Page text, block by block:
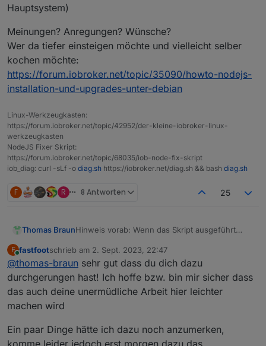
Hauptsystem)
Meinungen? Anregungen? Wünsche?
Wer da tiefer einsteigen möchte und vielleicht selber
kochen möchte:
https://forum.iobroker.net/topic/35090/howto-nodejs-
installation-und-upgrades-unter-debian
Linux-Werkzeugkasten:
https://forum.iobroker.net/topic/42952/der-kleine-iobroker-linux-
werkzeugkasten
NodeJS Fixer Skript:
https://forum.iobroker.net/topic/68035/iob-node-fix-skript
iob_diag: curl -sLf -o diag.sh https://iobroker.net/diag.sh && bash diag.sh
F R 8 Antworten 25
Thomas BraunHinweis vorab: Wenn das Skript ausgeführt
Updates innerhalb der nodejs-Version wieder
wie gehabt über
sudo apt update
Erneutes ausführen des Skriptes bei einem
__
ioBroker in Form des Kommandosiob
nodejs-updategeworden ist wird hier im
ausgesprochen, so grundlegende Dinge wie
die Installation von nodejs über windige 'Toolz'
Flugs heruntergeladen und ausgeführt per
F
Online
fastfootschrieb am 2. Sept. 2023, 22:47
zuletzt editiert von
@thomas-braun sehr gut dass du dich dazu
durchgerungen hast! Ich hoffe bzw. bin mir sicher dass
das auch deine unermüdliche Arbeit hier leichter
machen wird
Ein paar Dinge hätte ich dazu noch anzumerken,